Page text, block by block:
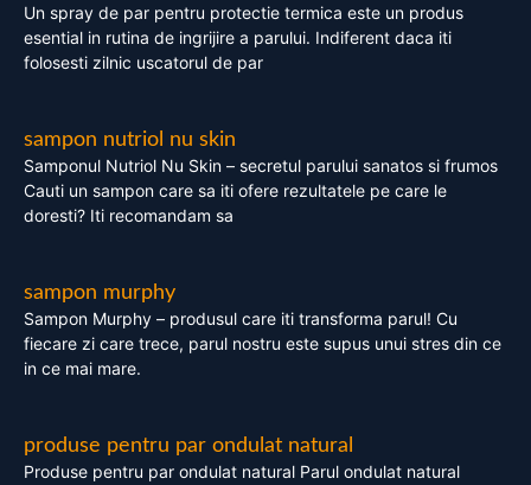
Un spray de par pentru protectie termica este un produs
esential in rutina de ingrijire a parului. Indiferent daca iti
folosesti zilnic uscatorul de par
sampon nutriol nu skin
Samponul Nutriol Nu Skin – secretul parului sanatos si frumos
Cauti un sampon care sa iti ofere rezultatele pe care le
doresti? Iti recomandam sa
sampon murphy
Sampon Murphy – produsul care iti transforma parul! Cu
fiecare zi care trece, parul nostru este supus unui stres din ce
in ce mai mare.
produse pentru par ondulat natural
Produse pentru par ondulat natural Parul ondulat natural